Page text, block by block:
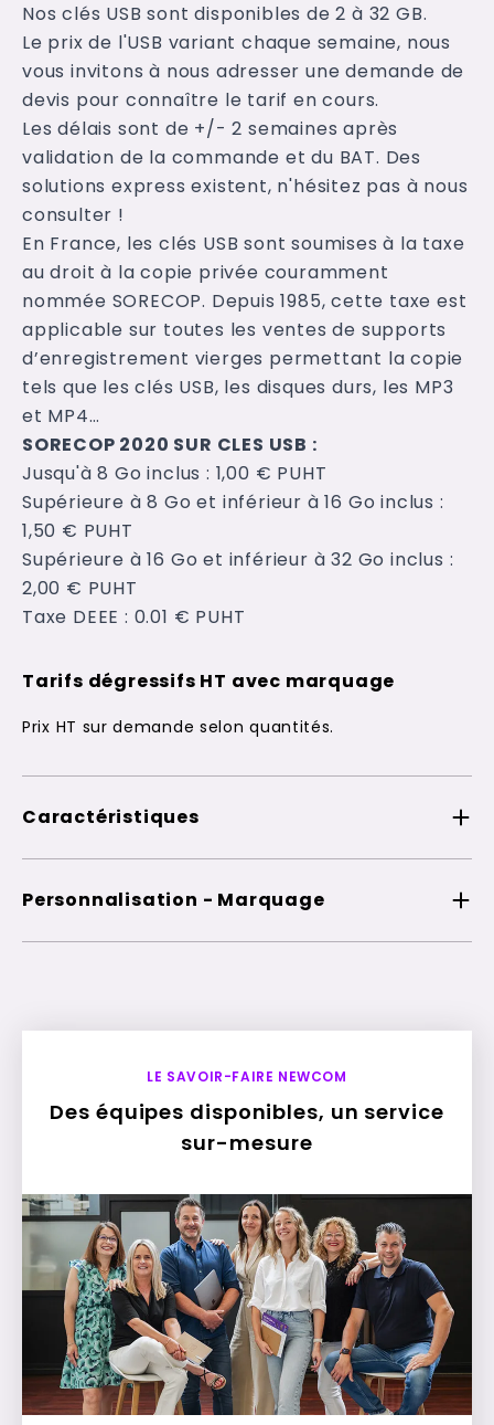
Nos clés USB sont disponibles de 2 à 32 GB.
Le prix de l'USB variant chaque semaine, nous
vous invitons à nous adresser une demande de
devis pour connaître le tarif en cours.
Les délais sont de +/- 2 semaines après
validation de la commande et du BAT. Des
solutions express existent, n'hésitez pas à nous
consulter !
En France, les clés USB sont soumises à la taxe
au droit à la copie privée couramment
nommée SORECOP. Depuis 1985, cette taxe est
applicable sur toutes les ventes de supports
d’enregistrement vierges permettant la copie
tels que les clés USB, les disques durs, les MP3
et MP4…
SORECOP 2020 SUR CLES USB :
Jusqu'à 8 Go inclus : 1,00 € PUHT
Supérieure à 8 Go et inférieur à 16 Go inclus :
1,50 € PUHT
Supérieure à 16 Go et inférieur à 32 Go inclus :
2,00 € PUHT
Taxe DEEE : 0.01 € PUHT
Tarifs dégressifs HT avec marquage
Prix HT sur demande selon quantités.
Caractéristiques
Personnalisation - Marquage
LE SAVOIR-FAIRE NEWCOM
Des équipes disponibles, un service
sur-mesure